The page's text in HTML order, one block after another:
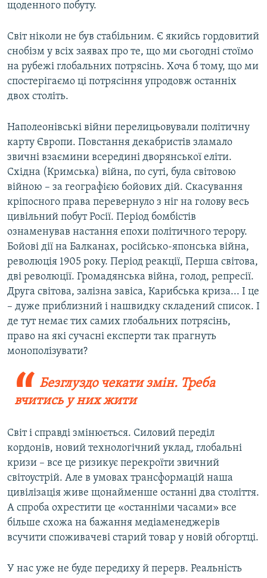
щоденного побуту.
Світ ніколи не був стабільним. Є якийсь гордовитий
снобізм у всіх заявах про те, що ми сьогодні стоїмо
на рубежі глобальних потрясінь. Хоча б тому, що ми
спостерігаємо ці потрясіння упродовж останніх
двох століть.
Наполеонівські війни перелицьовували політичну
карту Європи. Повстання декабристів зламало
звичні взаємини всередині дворянської еліти.
Східна (Кримська) війна, по суті, була світовою
війною – за географією бойових дій. Скасування
кріпосного права перевернуло з ніг на голову весь
цивільний побут Росії. Період бомбістів
ознаменував настання епохи політичного терору.
Бойові дії на Балканах, російсько-японська війна,
революція 1905 року. Період реакції, Перша світова,
дві революції. Громадянська війна, голод, репресії.
Друга світова, залізна завіса, Карибська криза... І це
– дуже приблизний і нашвидку складений список. І
де тут немає тих самих глобальних потрясінь,
право на які сучасні експерти так прагнуть
монополізувати?
Безглуздо чекати змін. Треба
вчитись у них жити
Світ і справді змінюється. Силовий переділ
кордонів, новий технологічний уклад, глобальні
кризи – все це ризикує перекроїти звичний
світоустрій. Але в умовах трансформацій наша
цивілізація живе щонайменше останні два століття.
А спроба охрестити це «останніми часами» все
більше схожа на бажання медіаменеджерів
всучити споживачеві старий товар у новій обгортці.
У нас уже не буде передиху й перерв. Реальність